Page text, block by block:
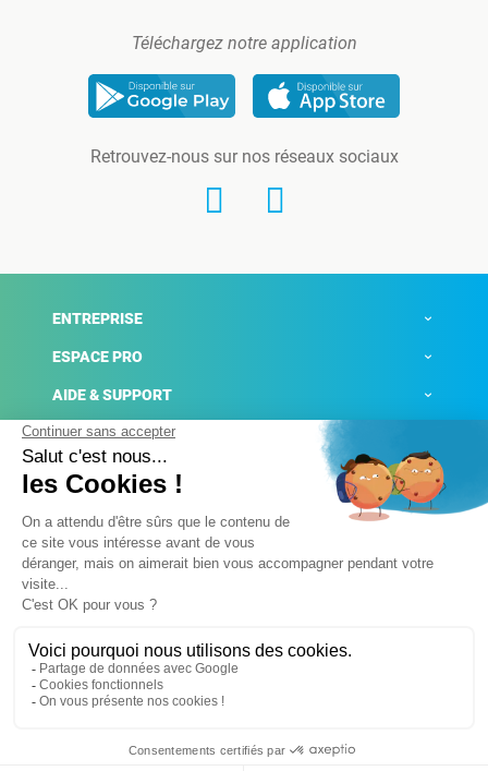
Téléchargez notre application
Retrouvez-nous sur nos réseaux sociaux
ENTREPRISE
ESPACE PRO
AIDE & SUPPORT
ACTUALITÉS
Mentions légales
Conditions générales de ventes
Plateforme de signalement